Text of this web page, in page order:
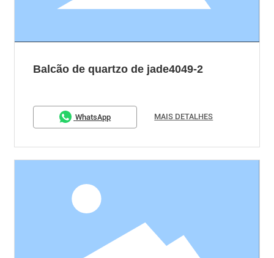
Balcão de quartzo de jade4049-2
WhatsApp MAIS DETALHES